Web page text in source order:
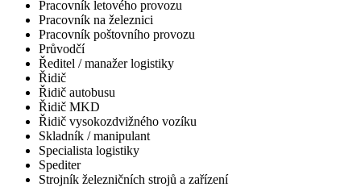
Pracovník letového provozu
Pracovník na železnici
Pracovník poštovního provozu
Průvodčí
Ředitel / manažer logistiky
Řidič
Řidič autobusu
Řidič MKD
Řidič vysokozdvižného vozíku
Skladník / manipulant
Specialista logistiky
Spediter
Strojník železničních strojů a zařízení